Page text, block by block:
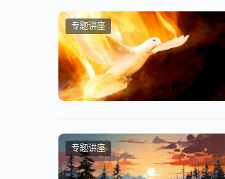
专题讲座
专题讲座